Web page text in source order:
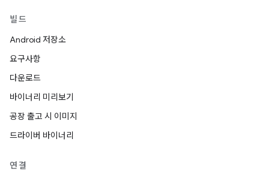
빌드
Android 저장소
요구사항
다운로드
바이너리 미리보기
공장 출고 시 이미지
드라이버 바이너리
연결